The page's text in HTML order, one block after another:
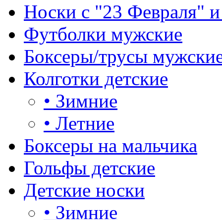
Носки с "23 Февраля"
Футболки мужские
Боксеры/трусы
Колготки детские
• Зимние
• Летние
Боксеры на мальчика
Гольфы детские
Детские носки
• Зимние